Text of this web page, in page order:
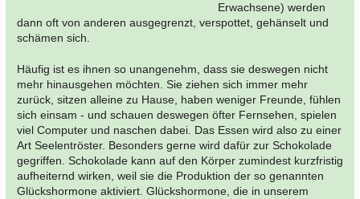
Erwachsene) werden
dann oft von anderen ausgegrenzt, verspottet, gehänselt und
schämen sich.
Häufig ist es ihnen so unangenehm, dass sie deswegen nicht
mehr hinausgehen möchten. Sie ziehen sich immer mehr
zurück, sitzen alleine zu Hause, haben weniger Freunde, fühlen
sich einsam - und schauen deswegen öfter Fernsehen, spielen
viel Computer und naschen dabei. Das Essen wird also zu einer
Art Seelentröster. Besonders gerne wird dafür zur Schokolade
gegriffen. Schokolade kann auf den Körper zumindest kurzfristig
aufheiternd wirken, weil sie die Produktion der so genannten
Glückshormone aktiviert. Glückshormone, die in unserem